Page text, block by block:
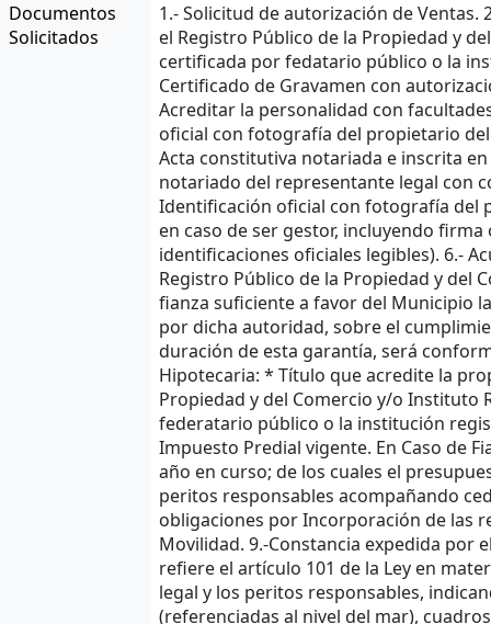
Documentos
Solicitados
1.- Solicitud de autorización de
el Registro Público de la Propiedad y
certificada por fedatario público o la
Certificado de Gravamen con
Acreditar la personalidad con
oficial con fotografía del propietario
Acta constitutiva notariada e inscrita
notariado del representante legal con
Identificación oficial con fotografía del
en caso de ser gestor, incluyendo
identificaciones oficiales legibles). 6.-
Registro Público de la Propiedad y del
fianza suficiente a favor del Municipio
por dicha autoridad, sobre el
duración de esta garantía, será
Hipotecaria: * Título que acredite la
Propiedad y del Comercio y/o Instituto
federatario público o la institución
Impuesto Predial vigente. En Caso de
año en curso; de los cuales el
peritos responsables acompañando
obligaciones por Incorporación de las
Movilidad. 9.-Constancia expedida por
refiere el artículo 101 de la Ley en
legal y los peritos responsables,
(referenciadas al nivel del mar),